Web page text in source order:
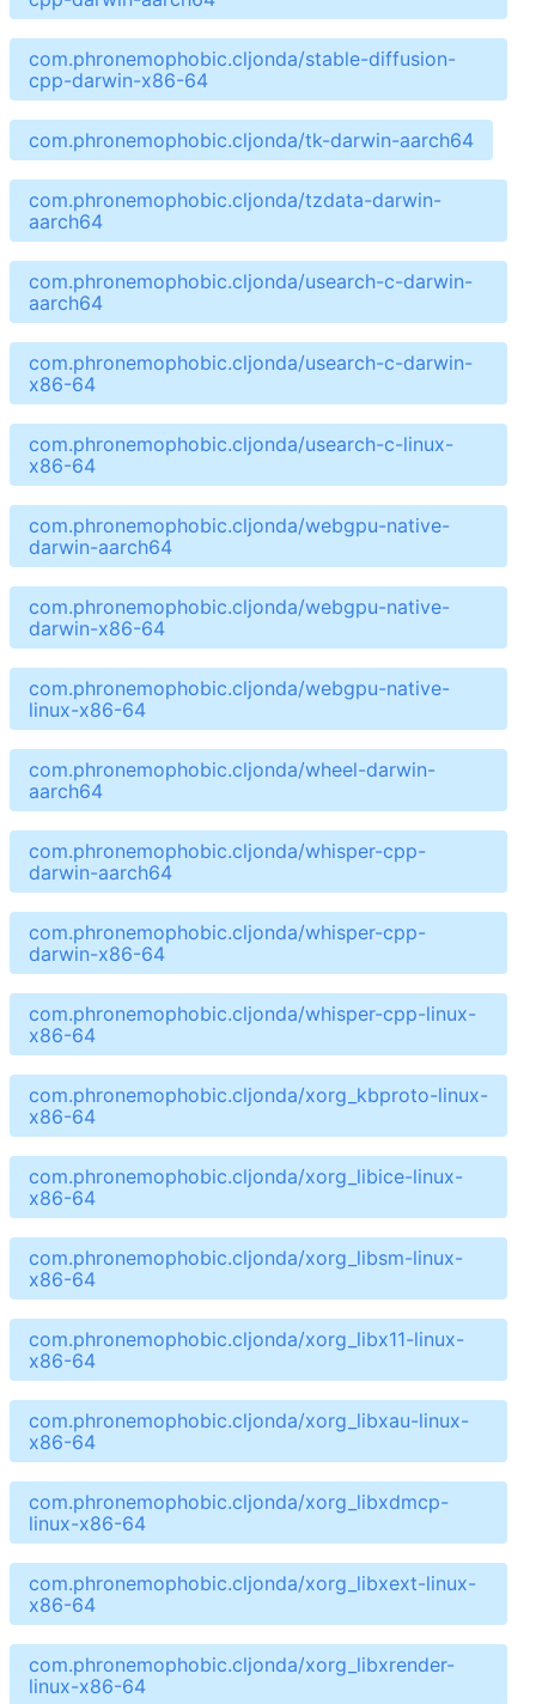
com.phronemophobic.cljonda/stable-diffusion-
cpp-darwin-x86-64
com.phronemophobic.cljonda/tk-darwin-aarch64
com.phronemophobic.cljonda/tzdata-darwin-
aarch64
com.phronemophobic.cljonda/usearch-c-darwin-
aarch64
com.phronemophobic.cljonda/usearch-c-darwin-
x86-64
com.phronemophobic.cljonda/usearch-c-linux-
x86-64
com.phronemophobic.cljonda/webgpu-native-
darwin-aarch64
com.phronemophobic.cljonda/webgpu-native-
darwin-x86-64
com.phronemophobic.cljonda/webgpu-native-
linux-x86-64
com.phronemophobic.cljonda/wheel-darwin-
aarch64
com.phronemophobic.cljonda/whisper-cpp-
darwin-aarch64
com.phronemophobic.cljonda/whisper-cpp-
darwin-x86-64
com.phronemophobic.cljonda/whisper-cpp-linux-
x86-64
com.phronemophobic.cljonda/xorg_kbproto-linux-
x86-64
com.phronemophobic.cljonda/xorg_libice-linux-
x86-64
com.phronemophobic.cljonda/xorg_libsm-linux-
x86-64
com.phronemophobic.cljonda/xorg_libx11-linux-
x86-64
com.phronemophobic.cljonda/xorg_libxau-linux-
x86-64
com.phronemophobic.cljonda/xorg_libxdmcp-
linux-x86-64
com.phronemophobic.cljonda/xorg_libxext-linux-
x86-64
com.phronemophobic.cljonda/xorg_libxrender-
linux-x86-64